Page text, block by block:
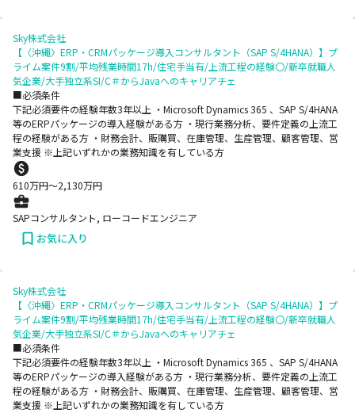
Sky株式会社
【〈沖縄〉ERP・CRMパッケージ導入コンサルタント（SAP S/4HANA）】プ
ライム案件9割/平均残業時間17h/住宅手当有/上流工程の経験〇/新卒就職人
気企業/大手独立系SI/C＃からJavaへのキャリアチェ
■必須条件
下記必須要件の経験年数3年以上 ・Microsoft Dynamics 365 、SAP S/4HANA
等のERPパッケージの導入経験がある方 ・現行業務分析、要件定義の上流工
程の経験がある方 ・財務会計、販購買、在庫管理、生産管理、顧客管理、営
業支援 ※上記いずれかの業務知識を有している方
610万円〜2,130万円
SAPコンサルタント, ローコードエンジニア
お気に入り
Sky株式会社
【〈沖縄〉ERP・CRMパッケージ導入コンサルタント（SAP S/4HANA）】プ
ライム案件9割/平均残業時間17h/住宅手当有/上流工程の経験〇/新卒就職人
気企業/大手独立系SI/C＃からJavaへのキャリアチェ
■必須条件
下記必須要件の経験年数3年以上 ・Microsoft Dynamics 365 、SAP S/4HANA
等のERPパッケージの導入経験がある方 ・現行業務分析、要件定義の上流工
程の経験がある方 ・財務会計、販購買、在庫管理、生産管理、顧客管理、営
業支援 ※上記いずれかの業務知識を有している方